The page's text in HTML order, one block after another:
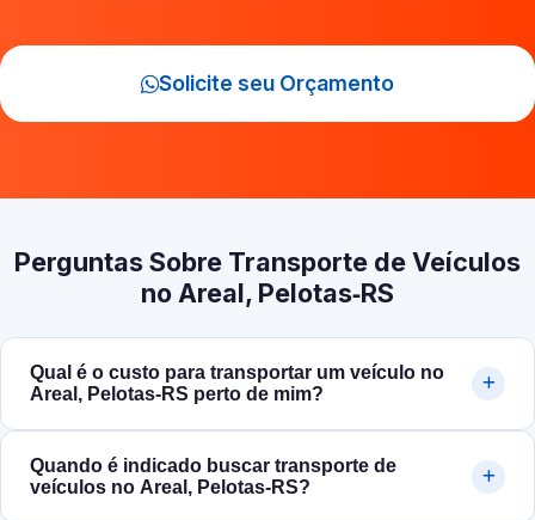
Solicite seu Orçamento
Perguntas Sobre Transporte de Veículos
no Areal, Pelotas‑RS
Qual é o custo para transportar um veículo no
Areal, Pelotas‑RS perto de mim?
Quando é indicado buscar transporte de
veículos no Areal, Pelotas‑RS?